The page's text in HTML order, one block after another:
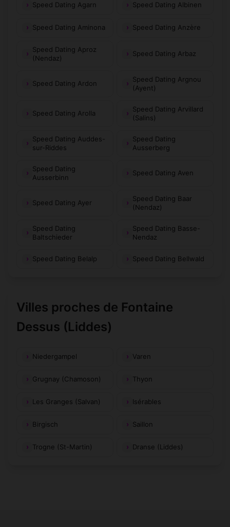
Speed Dating Agarn Speed Dating Albinen
Speed Dating Aminona Speed Dating Anzère
Speed Dating Aproz
(Nendaz)
Speed Dating Arbaz
Speed Dating Ardon
Speed Dating Argnou
(Ayent)
Speed Dating Arolla
Speed Dating Arvillard
(Salins)
Speed Dating Auddes-
sur-Riddes
Speed Dating
Ausserberg
Speed Dating
Ausserbinn
Speed Dating Aven
Speed Dating Ayer
Speed Dating Baar
(Nendaz)
Speed Dating
Baltschieder
Speed Dating Basse-
Nendaz
Speed Dating Belalp Speed Dating Bellwald
Villes proches de Fontaine
Dessus (Liddes)
Niedergampel Varen
Grugnay (Chamoson) Thyon
Les Granges (Salvan) Isérables
Birgisch Saillon
Trogne (St-Martin) Dranse (Liddes)